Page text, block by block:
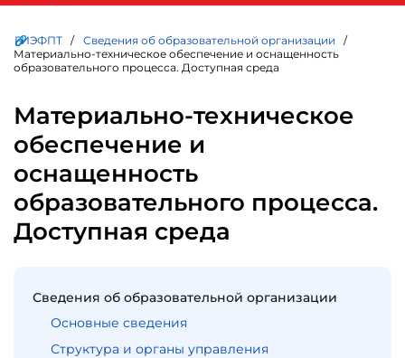
ГИЭФПТ / Сведения об образовательной организации /
Материально-техническое обеспечение и оснащенность
образовательного процесса. Доступная среда
Материально-техническое
обеспечение и
оснащенность
образовательного процесса.
Доступная среда
Сведения об образовательной организации
Основные сведения
Структура и органы управления